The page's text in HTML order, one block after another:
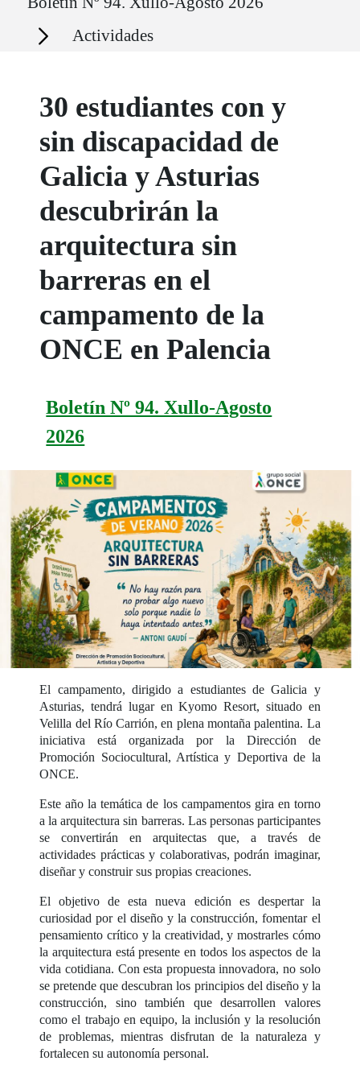
Secciones Actividades
30 estudiantes con y
sin discapacidad de
Galicia y Asturias
descubrirán la
arquitectura sin
barreras en el
campamento de la
ONCE en Palencia
Boletín Nº 94. Xullo-Agosto
2026
El campamento, dirigido a estudiantes de Galicia y
Asturias, tendrá lugar en Kyomo Resort, situado en
Velilla del Río Carrión, en plena montaña palentina. La
iniciativa está organizada por la Dirección de
Promoción Sociocultural, Artística y Deportiva de la
ONCE.
Este año la temática de los campamentos gira en torno
a la arquitectura sin barreras. Las personas participantes
se convertirán en arquitectas que, a través de
actividades prácticas y colaborativas, podrán imaginar,
diseñar y construir sus propias creaciones.
El objetivo de esta nueva edición es despertar la
curiosidad por el diseño y la construcción, fomentar el
pensamiento crítico y la creatividad, y mostrarles cómo
la arquitectura está presente en todos los aspectos de la
vida cotidiana. Con esta propuesta innovadora, no solo
se pretende que descubran los principios del diseño y la
construcción, sino también que desarrollen valores
como el trabajo en equipo, la inclusión y la resolución
de problemas, mientras disfrutan de la naturaleza y
fortalecen su autonomía personal.